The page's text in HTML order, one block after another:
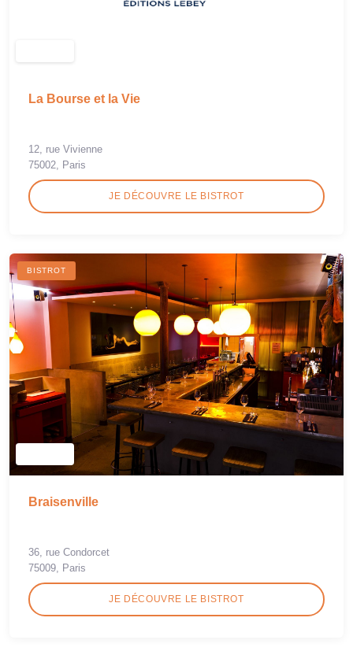
La Bourse et la Vie
12, rue Vivienne
75002, Paris
JE DÉCOUVRE LE BISTROT
BISTROT
Braisenville
36, rue Condorcet
75009, Paris
JE DÉCOUVRE LE BISTROT